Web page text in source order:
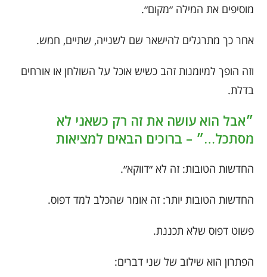
מוסיפים את המילה ״מקום״.
אחר כך מתרגלים להישאר שם לשנייה, שתיים, חמש.
וזה הופך למיומנות זהב כשיש אוכל על השולחן או אורחים
בדלת.
״אבל הוא עושה את זה רק כשאני לא
מסתכל…״ – ברוכים הבאים למציאות
החדשות הטובות: זה לא ״דווקא״.
החדשות הטובות יותר: זה אומר שהכלב למד דפוס.
פשוט דפוס שלא תכננת.
הפתרון הוא שילוב של שני דברים: